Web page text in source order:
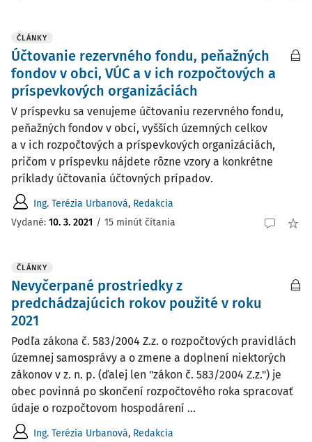
ČLÁNKY
Účtovanie rezervného fondu, peňažných
fondov v obci, VÚC a v ich rozpočtových a
príspevkových organizáciách
V príspevku sa venujeme účtovaniu rezervného fondu,
peňažných fondov v obci, vyšších územných celkov
a v ich rozpočtových a príspevkových organizáciách,
pričom v príspevku nájdete rôzne vzory a konkrétne
príklady účtovania účtovných prípadov.
Ing. Terézia Urbanová, Redakcia
Vydané: 10. 3. 2021 / 15 minút čítania
ČLÁNKY
Nevyčerpané prostriedky z
predchádzajúcich rokov použité v roku
2021
Podľa zákona č. 583/2004 Z.z. o rozpočtových pravidlách
územnej samosprávy a o zmene a doplnení niektorých
zákonov v z. n. p. (ďalej len "zákon č. 583/2004 Z.z.") je
obec povinná po skončení rozpočtového roka spracovať
údaje o rozpočtovom hospodárení ...
Ing. Terézia Urbanová, Redakcia